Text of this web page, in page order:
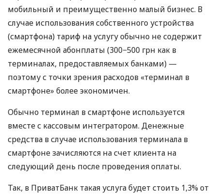
мобильный и преимущественно малый бизнес. В
случае использования собственного устройства
(смартфона) тариф на услугу обычно не содержит
ежемесячной абонплаты (300−500 грн как в
терминалах, предоставляемых банками) —
поэтому с точки зрения расходов «терминал в
смартфоне» более экономичен.
Обычно терминал в смартфоне используется
вместе с кассовым интегратором. Денежные
средства в случае использования терминала в
смартфоне зачисляются на счет клиента на
следующий день после проведения оплаты.
Так, в ПриватБанк такая услуга будет стоить 1,3% от